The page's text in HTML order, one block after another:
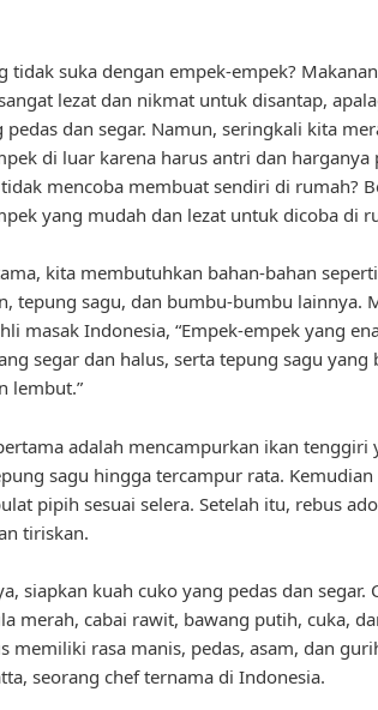
tidak suka dengan empek-empek?
lezat dan nikmat untuk disantap,
pedas dan segar. Namun, seringkali kita
di luar karena harus antri dan harganya
mencoba membuat sendiri di rumah?
yang mudah dan lezat untuk dicoba di
kita membutuhkan bahan-bahan
tepung sagu, dan bumbu-bumbu lainnya.
masak Indonesia, “Empek-empek yang
segar dan halus, serta tepung sagu
lembut.”
adalah mencampurkan ikan tenggiri
sagu hingga tercampur rata.
pipih sesuai selera. Setelah itu, rebus
tiriskan.
siapkan kuah cuko yang pedas dan segar.
merah, cabai rawit, bawang putih, cuka,
memiliki rasa manis, pedas, asam, dan
seorang chef ternama di Indonesia.